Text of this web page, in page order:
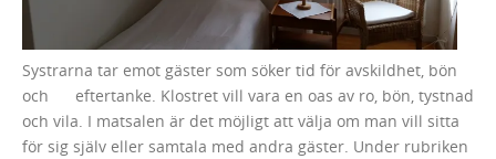
Systrarna tar emot gäster som söker tid för avskildhet, bön
och eftertanke. Klostret vill vara en oas av ro, bön, tystnad
och vila. I matsalen är det möjligt att välja om man vill sitta
för sig själv eller samtala med andra gäster. Under rubriken